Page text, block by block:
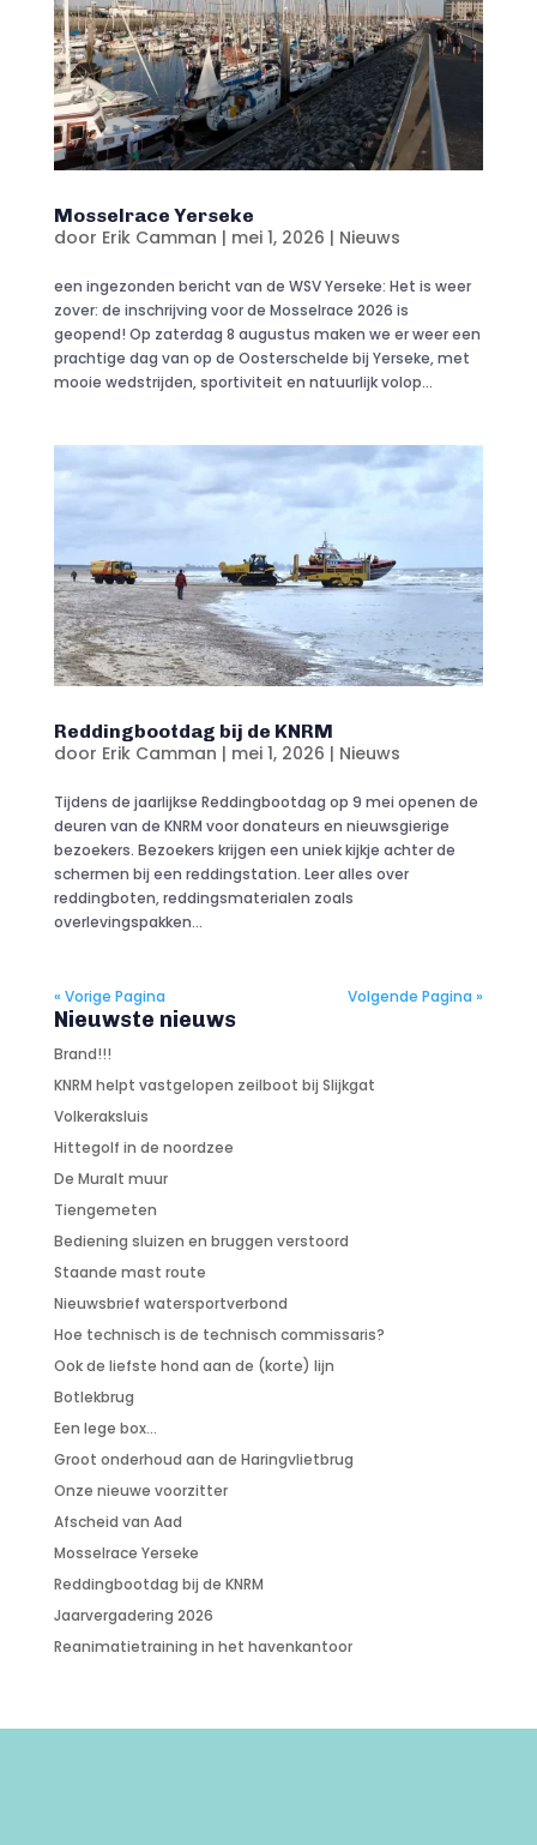
Mosselrace Yerseke
door Erik Camman | mei 1, 2026 | Nieuws
een ingezonden bericht van de WSV Yerseke: Het is weer
zover: de inschrijving voor de Mosselrace 2026 is
geopend! Op zaterdag 8 augustus maken we er weer een
prachtige dag van op de Oosterschelde bij Yerseke, met
mooie wedstrijden, sportiviteit en natuurlijk volop...
Reddingbootdag bij de KNRM
door Erik Camman | mei 1, 2026 | Nieuws
Tijdens de jaarlijkse Reddingbootdag op 9 mei openen de
deuren van de KNRM voor donateurs en nieuwsgierige
bezoekers. Bezoekers krijgen een uniek kijkje achter de
schermen bij een reddingstation. Leer alles over
reddingboten, reddingsmaterialen zoals
overlevingspakken...
« Vorige Pagina Volgende Pagina »
Nieuwste nieuws
Brand!!!
KNRM helpt vastgelopen zeilboot bij Slijkgat
Volkeraksluis
Hittegolf in de noordzee
De Muralt muur
Tiengemeten
Bediening sluizen en bruggen verstoord
Staande mast route
Nieuwsbrief watersportverbond
Hoe technisch is de technisch commissaris?
Ook de liefste hond aan de (korte) lijn
Botlekbrug
Een lege box…
Groot onderhoud aan de Haringvlietbrug
Onze nieuwe voorzitter
Afscheid van Aad
Mosselrace Yerseke
Reddingbootdag bij de KNRM
Jaarvergadering 2026
Reanimatietraining in het havenkantoor